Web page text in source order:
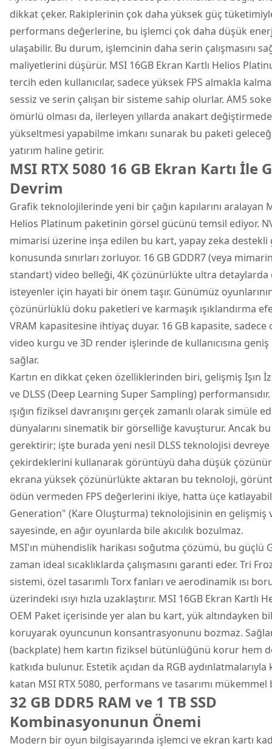
dikkat çeker. Rakiplerinin çok daha yüksek güç
performans değerlerine, bu işlemci çok daha düşük
ulaşabilir. Bu durum, işlemcinin daha serin çalışmasını
maliyetlerini düşürür. MSI 16GB Ekran Kartlı Helios
tercih eden kullanıcılar, sadece yüksek FPS almakla
sessiz ve serin çalışan bir sisteme sahip olurlar. AM5
ömürlü olması da, ilerleyen yıllarda anakart
yükseltmesi yapabilme imkanı sunarak bu paketi
yatırım haline getirir.
MSI RTX 5080 16 GB Ekran Kartı İle
Devrim
Grafik teknolojilerinde yeni bir çağın kapılarını aralayan
Helios Platinum paketinin görsel gücünü temsil ediyor.
mimarisi üzerine inşa edilen bu kart, yapay zeka
konusunda sınırları zorluyor. 16 GB GDDR7 (veya
standart) video belleği, 4K çözünürlükte ultra detaylarda
isteyenler için hayati bir önem taşır. Günümüz
çözünürlüklü doku paketleri ve karmaşık ışıklandırma
VRAM kapasitesine ihtiyaç duyar. 16 GB kapasite,
video kurgu ve 3D render işlerinde de kullanıcısına
sağlar.
Kartın en dikkat çeken özelliklerinden biri, gelişmiş Işın
ve DLSS (Deep Learning Super Sampling) performansıdır.
ışığın fiziksel davranışını gerçek zamanlı olarak simüle
dünyalarını sinematik bir görselliğe kavuşturur. Ancak
gerektirir; işte burada yeni nesil DLSS teknolojisi devreye
çekirdeklerini kullanarak görüntüyü daha düşük
ekrana yüksek çözünürlükte aktaran bu teknoloji,
ödün vermeden FPS değerlerini ikiye, hatta üçe
Generation" (Kare Oluşturma) teknolojisinin en gelişmiş
sayesinde, en ağır oyunlarda bile akıcılık bozulmaz.
MSI'ın mühendislik harikası soğutma çözümü, bu güçlü
zaman ideal sıcaklıklarda çalışmasını garanti eder. Tri
sistemi, özel tasarımlı Torx fanları ve aerodinamik ısı
üzerindeki ısıyı hızla uzaklaştırır. MSI 16GB Ekran Kartlı
OEM Paket içerisinde yer alan bu kart, yük altındayken
koruyarak oyuncunun konsantrasyonunu bozmaz.
(backplate) hem kartın fiziksel bütünlüğünü korur hem
katkıda bulunur. Estetik açıdan da RGB aydınlatmalarıyla
katan MSI RTX 5080, performans ve tasarımı
32 GB DDR5 RAM ve 1 TB SSD
Kombinasyonunun Önemi
Modern bir oyun bilgisayarında işlemci ve ekran kartı